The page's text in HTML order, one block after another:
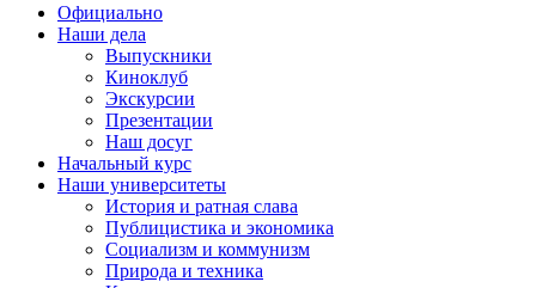
Официально
Наши дела
Выпускники
Киноклуб
Экскурсии
Презентации
Наш досуг
Начальный курс
Наши университеты
История и ратная слава
Публицистика и экономика
Социализм и коммунизм
Природа и техника